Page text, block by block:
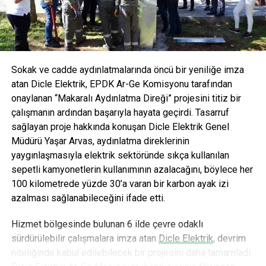
AVOYA hem maden suyu hem de mineralli gazlı içecek
kategorisinde devrim yaratmayı hedefliyor.
Sokak ve cadde aydınlatmalarında öncü bir yeniliğe imza
atan Dicle Elektrik, EPDK Ar-Ge Komisyonu tarafından
onaylanan “Makaralı Aydınlatma Direği” projesini titiz bir
çalışmanın ardından başarıyla hayata geçirdi. Tasarruf
sağlayan proje hakkında konuşan Dicle Elektrik Genel
Müdürü Yaşar Arvas, aydınlatma direklerinin
yaygınlaşmasıyla elektrik sektöründe sıkça kullanılan
sepetli kamyonetlerin kullanımının azalacağını, böylece her
100 kilometrede yüzde 30’a varan bir karbon ayak izi
azalması sağlanabileceğini ifade etti.
Hizmet bölgesinde bulunan 6 ilde çevre odaklı
sürdürülebilir çalışmalara imza atan Dicle Elektrik, devrim
niteliğinde kabul edilebilecek bir projesini daha tamamladı.